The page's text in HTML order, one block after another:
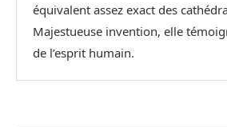
équivalent assez exact des
Majestueuse invention, elle
de l’esprit humain.